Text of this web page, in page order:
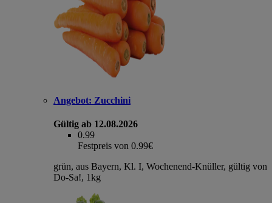
Angebot: Zucchini
Gültig ab 12.08.2026
0.99
Festpreis von 0.99€
grün, aus Bayern, Kl. I, Wochenend-Knüller, gültig von
Do-Sa!, 1kg